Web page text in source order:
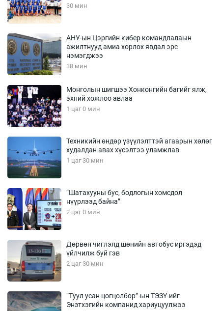
30 мин
АНУ-ын Цэргийн кибер командлалаын
ажилтнууд амиа хорлох явдал эрс
нэмэгджээ
38 мин
Монголын шигшээ Хонконгийн багийг ялж,
эхний хожлоо авлаа
1 цаг 0 мин
Техникийн өндөр үзүүлэлттэй агаарын хөлөг
худалдан авах хүсэлтээ уламжлав
1 цаг 30 мин
“Шатахууны бус, бодлогын хомсдол
нүүрлээд байна”
2 цаг 0 мин
Дөрвөн чиглэлд шөнийн автобус иргэдэд
үйлчилж буй гэв
2 цаг 30 мин
“Туул усан цогцолбор”-ын ТЭЗҮ-ийг
Энэтхэгийн компанид хариуцуулжээ